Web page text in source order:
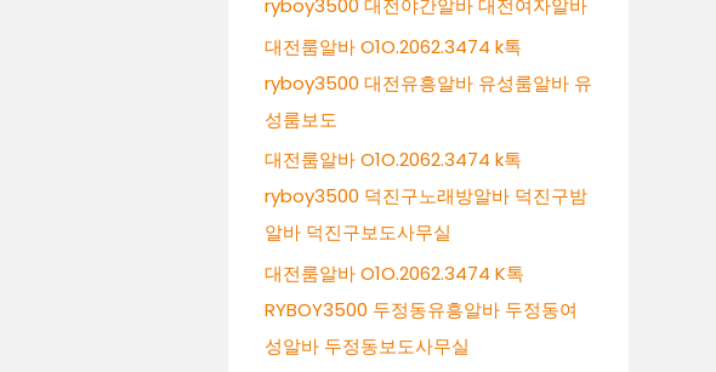
ryboy3500 대전야간알바 대전여자알바
대전룸알바 O1O.2062.3474 k톡
ryboy3500 대전유흥알바 유성룸알바 유
성룸보도
대전룸알바 O1O.2062.3474 k톡
ryboy3500 덕진구노래방알바 덕진구밤
알바 덕진구보도사무실
대전룸알바 O1O.2062.3474 K톡
RYBOY3500 두정동유흥알바 두정동여
성알바 두정동보도사무실